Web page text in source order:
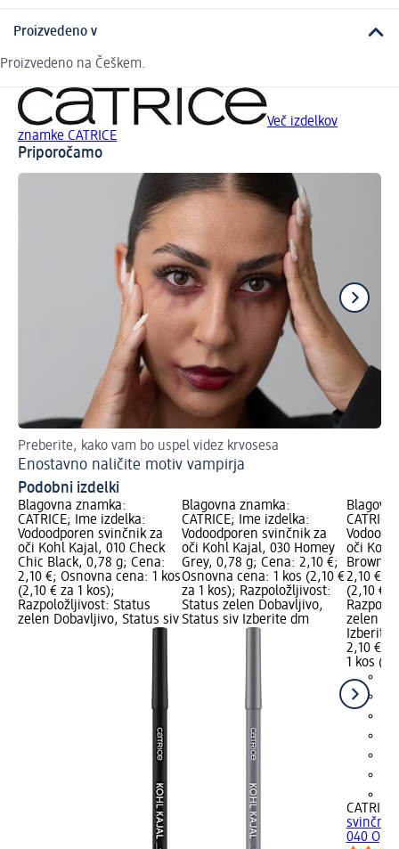
Proizvedeno v
Proizvedeno na Češkem.
Več izdelkov
znamke CATRICE
Priporočamo
Preberite, kako vam bo uspel videz krvosesa
Enostavno naličite motiv vampirja
Podobni izdelki
Blagovna znamka:
CATRICE; Ime izdelka:
Vodoodporen svinčnik za
oči Kohl Kajal, 010 Check
Chic Black, 0,78 g; Cena:
2,10 €; Osnovna cena: 1 kos
(2,10 € za 1 kos);
Razpoložljivost: Status
zelen Dobavljivo, Status siv
Blagovna znamka:
CATRICE; Ime izdelka:
Vodoodporen svinčnik za
oči Kohl Kajal, 030 Homey
Grey, 0,78 g; Cena: 2,10 €;
Osnovna cena: 1 kos (2,10 €
za 1 kos); Razpoložljivost:
Status zelen Dobavljivo,
Status siv Izberite dm
oči Kohl
2,10 €;
(2,10 €
zelen
Izberite
2,10 €
1 kos
CATRICE
svinčnik
040